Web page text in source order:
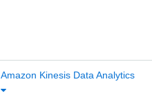
Amazon Kinesis Data Analytics